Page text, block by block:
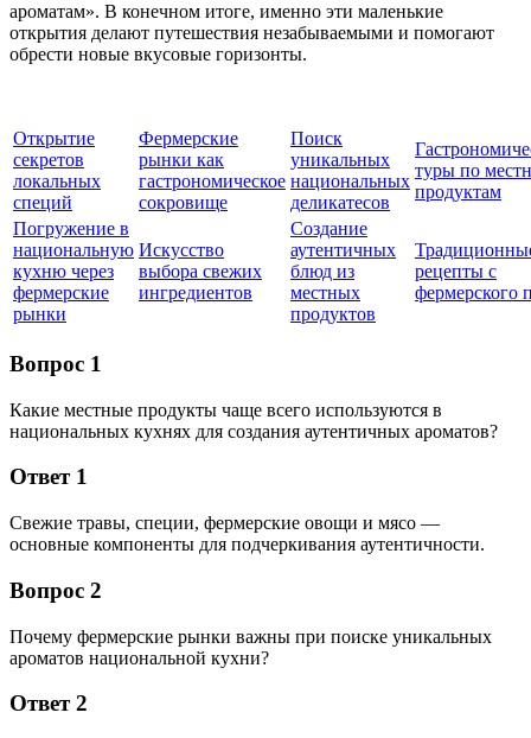
ароматам». В конечном итоге, именно эти маленькие
открытия делают путешествия незабываемыми и помогают
обрести новые вкусовые горизонты.
Открытие
секретов
локальных
специй
Фермерские
рынки как
гастрономическое
сокровище
Поиск
уникальных
национальных
деликатесов
туры по
продуктам
Погружение в
национальную
кухню через
фермерские
рынки
Искусство
выбора свежих
ингредиентов
Создание
аутентичных
блюд из
местных
продуктов
рецепты с
фермерского
Вопрос 1
Какие местные продукты чаще всего используются в
национальных кухнях для создания аутентичных ароматов?
Ответ 1
Свежие травы, специи, фермерские овощи и мясо —
основные компоненты для подчеркивания аутентичности.
Вопрос 2
Почему фермерские рынки важны при поиске уникальных
ароматов национальной кухни?
Ответ 2